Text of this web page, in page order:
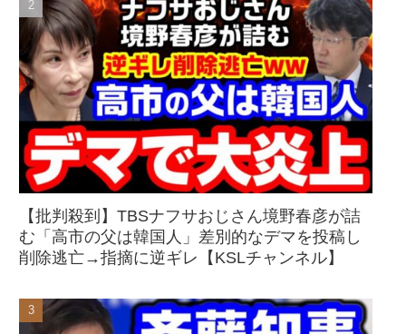
【批判殺到】TBSナフサおじさん境野春彦が詰
む「高市の父は韓国人」差別的なデマを投稿し
削除逃亡→指摘に逆ギレ【KSLチャンネル】